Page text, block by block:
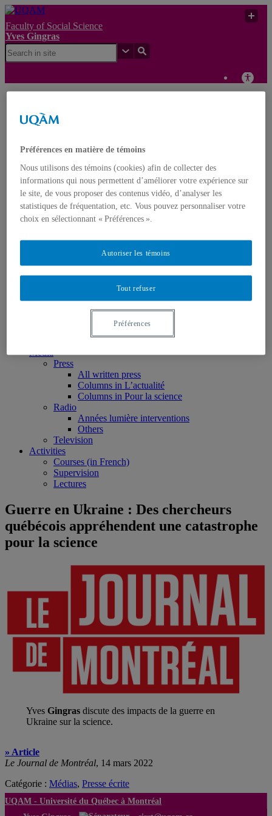
Faculty of Social Science
Yves Gingras
UQAM
science
Yves Gingras
FrançaisEnglish
Home
Biography
Nominations
Publications
Monographs
Peer reviewed articles
Media
Press
All written press
Columns in L’actualité
Columns in Pour la science
Radio
Années lumière interventions
Others
Television
Activities
Courses (in French)
Supervision
Lectures
Guerre en Ukraine : Des chercheurs
québécois appréhendent une catastrophe
pour la science
Yves Gingrasdiscute des impacts de la guerre en
Ukraine sur la science.
» Article
Le Journal de Montréal, 14 mars 2022
Catégorie : Médias, Presse écrite
UQAM - Université du Québec à Montréal
Préférences en matière de témoins
Nous utilisons des témoins (cookies) afin de collecter des
informations qui nous permettent d’améliorer votre expérience sur
le site, de vous proposer des contenus vidéo, d’analyser les
statistiques de fréquentation, etc. Vous pouvez personnaliser votre
choix en sélectionnant « Préférences ».
Tout refuser
Autoriser les témoins
Préférences